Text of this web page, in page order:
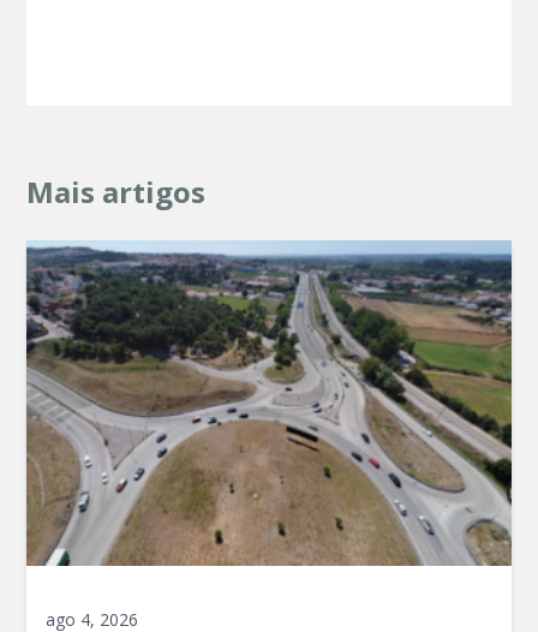
Mais artigos
ago 4, 2026